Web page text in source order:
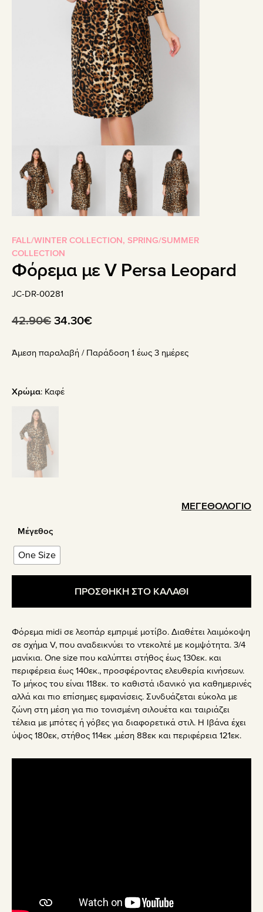
FALL/WINTER COLLECTION, SPRING/SUMMER
COLLECTION
Φόρεμα με V Persa Leopard
JC-DR-00281
42.90€ Original
was:
34.30€Η
τιμή
Άμεση παραλαβή / Παράδoση 1 έως 3 ημέρες
Χρώμα: Καφέ
ΜΕΓΕΘΟΛΟΓΙΟ
Μέγεθος
One Size
ΠΡΟΣΘΗΚΗ ΣΤΟ ΚΑΛΑΘΙ
Φόρεμα midi σε λεοπάρ εμπριμέ μοτίβο. Διαθέτει λαιμόκοψη
σε σχήμα V, που αναδεικνύει το ντεκολτέ με κομψότητα. 3/4
μανίκια. One size που καλύπτει στήθος έως 130εκ. και
περιφέρεια έως 140εκ., προσφέροντας ελευθερία κινήσεων.
Το μήκος του είναι 118εκ. το καθιστά ιδανικό για καθημερινές
αλλά και πιο επίσημες εμφανίσεις. Συνδυάζεται εύκολα με
ζώνη στη μέση για πιο τονισμένη σιλουέτα και ταιριάζει
τέλεια με μπότες ή γόβες για διαφορετικά στιλ. Η Ιβάνα έχει
ύψος 180εκ, στήθος 114εκ ,μέση 88εκ και περιφέρεια 121εκ.